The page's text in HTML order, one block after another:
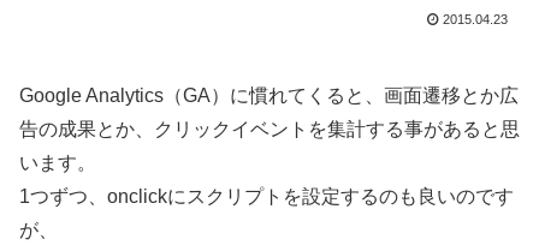
2015.04.23
Google Analytics（GA）に慣れてくると、画面遷移とか広
告の成果とか、クリックイベントを集計する事があると思
います。
1つずつ、onclickにスクリプトを設定するのも良いのです
が、